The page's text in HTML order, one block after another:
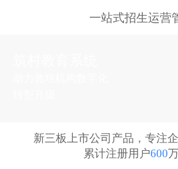
一站式招生运营
新三板上市公司产品，专注
累计注册用户600